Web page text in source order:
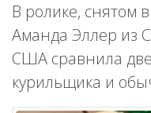
В ролике, снятом
Аманда Эллер из
США сравнила
курильщика и